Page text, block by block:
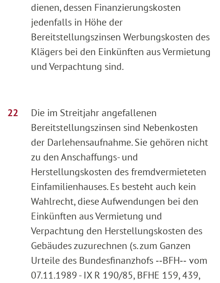
dienen, dessen Finanzierungskosten
jedenfalls in Höhe der
Bereitstellungszinsen Werbungskosten des
Klägers bei den Einkünften aus Vermietung
und Verpachtung sind.
Die im Streitjahr angefallenen
Bereitstellungszinsen sind Nebenkosten
der Darlehensaufnahme. Sie gehören nicht
zu den Anschaffungs- und
Herstellungskosten des fremdvermieteten
Einfamilienhauses. Es besteht auch kein
Wahlrecht, diese Aufwendungen bei den
Einkünften aus Vermietung und
Verpachtung den Herstellungskosten des
Gebäudes zuzurechnen (s. zum Ganzen
Urteile des Bundesfinanzhofs ‑‑BFH‑‑ vom
07.11.1989 - IX R 190/85, BFHE 159, 439,